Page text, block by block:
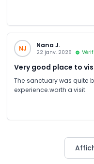
NJ Nana J.
22 janv. 2026
Very good place to
The sanctuary was quite
experience.worth a visit